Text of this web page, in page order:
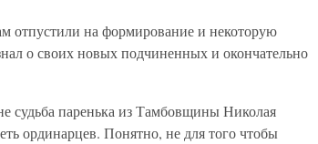
отпустили на формирование и некоторую
о своих новых подчиненных и окончательно
судьба паренька из Тамбовщины Николая
ординарцев. Понятно, не для того чтобы